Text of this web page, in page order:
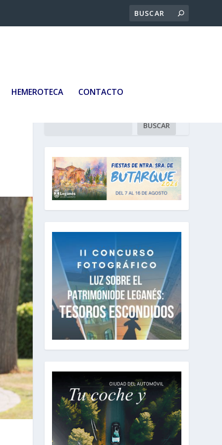
HEMEROTECA CONTACTO
BUSCAR